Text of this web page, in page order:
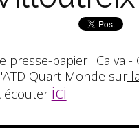
presse-papier : Ca va
Quart Monde sur
écouter ici